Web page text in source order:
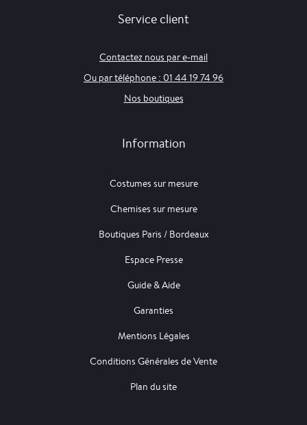
Service client
Contactez nous par e-mail
Ou par téléphone : 01 44 19 74 96
Nos boutiques
Information
Costumes sur mesure
Chemises sur mesure
Boutiques Paris / Bordeaux
Espace Presse
Guide & Aide
Garanties
Mentions Légales
Conditions Générales de Vente
Plan du site